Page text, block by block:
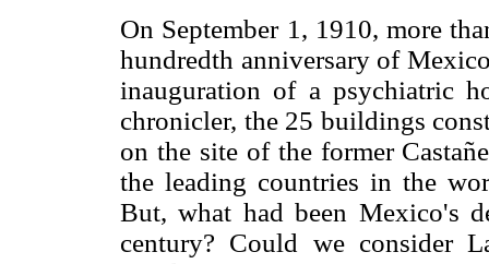
On September 1, 1910, more
hundredth anniversary of
inauguration of a psychiatric
chronicler, the 25 buildings
on the site of the former
the leading countries in the
But, what had been Mexico's
century? Could we consider